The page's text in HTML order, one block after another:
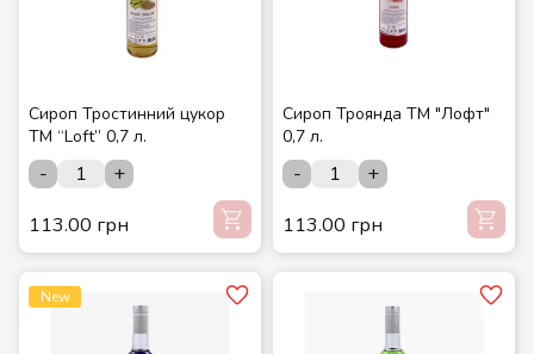
Сироп Тростинний цукор
ТМ “Loft” 0,7 л.
-
+
113.00 грн
Сироп Троянда ТМ "Лофт"
0,7 л.
-
+
113.00 грн
New